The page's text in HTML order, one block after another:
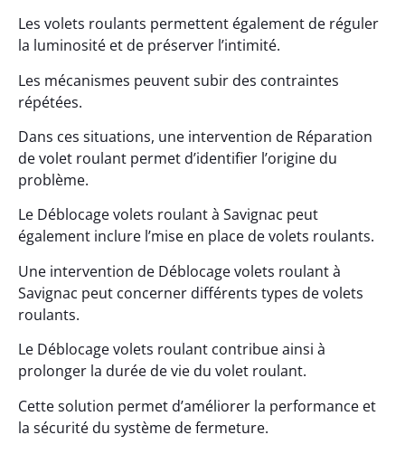
Les volets roulants permettent également de réguler
la luminosité et de préserver l’intimité.
Les mécanismes peuvent subir des contraintes
répétées.
Dans ces situations, une intervention de Réparation
de volet roulant permet d’identifier l’origine du
problème.
Le Déblocage volets roulant à Savignac peut
également inclure l’mise en place de volets roulants.
Une intervention de Déblocage volets roulant à
Savignac peut concerner différents types de volets
roulants.
Le Déblocage volets roulant contribue ainsi à
prolonger la durée de vie du volet roulant.
Cette solution permet d’améliorer la performance et
la sécurité du système de fermeture.